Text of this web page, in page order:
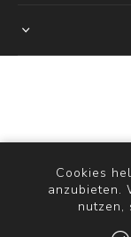
Copyright © 2026
Cookies
anzubieten.
nutzen,